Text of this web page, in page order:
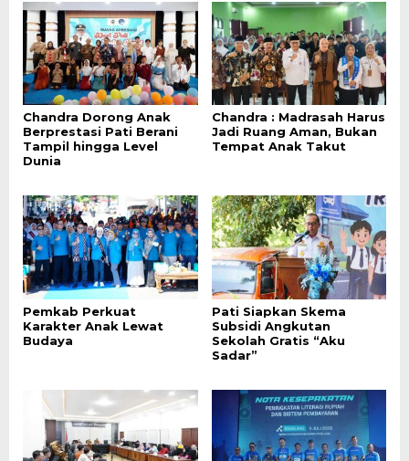
Chandra Dorong Anak
Berprestasi Pati Berani
Tampil hingga Level
Dunia
Chandra : Madrasah Harus
Jadi Ruang Aman, Bukan
Tempat Anak Takut
Pemkab Perkuat
Karakter Anak Lewat
Budaya
Pati Siapkan Skema
Subsidi Angkutan
Sekolah Gratis “Aku
Sadar”